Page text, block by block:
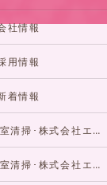
社情報
用情報
着情報
静岡などの客室清掃･株式会社エタニティーの口コミ情報
静岡などの客室清掃･株式会社エタニティーのお客様の声